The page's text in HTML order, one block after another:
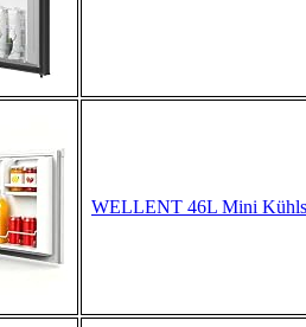
WELLENT 46L Mini